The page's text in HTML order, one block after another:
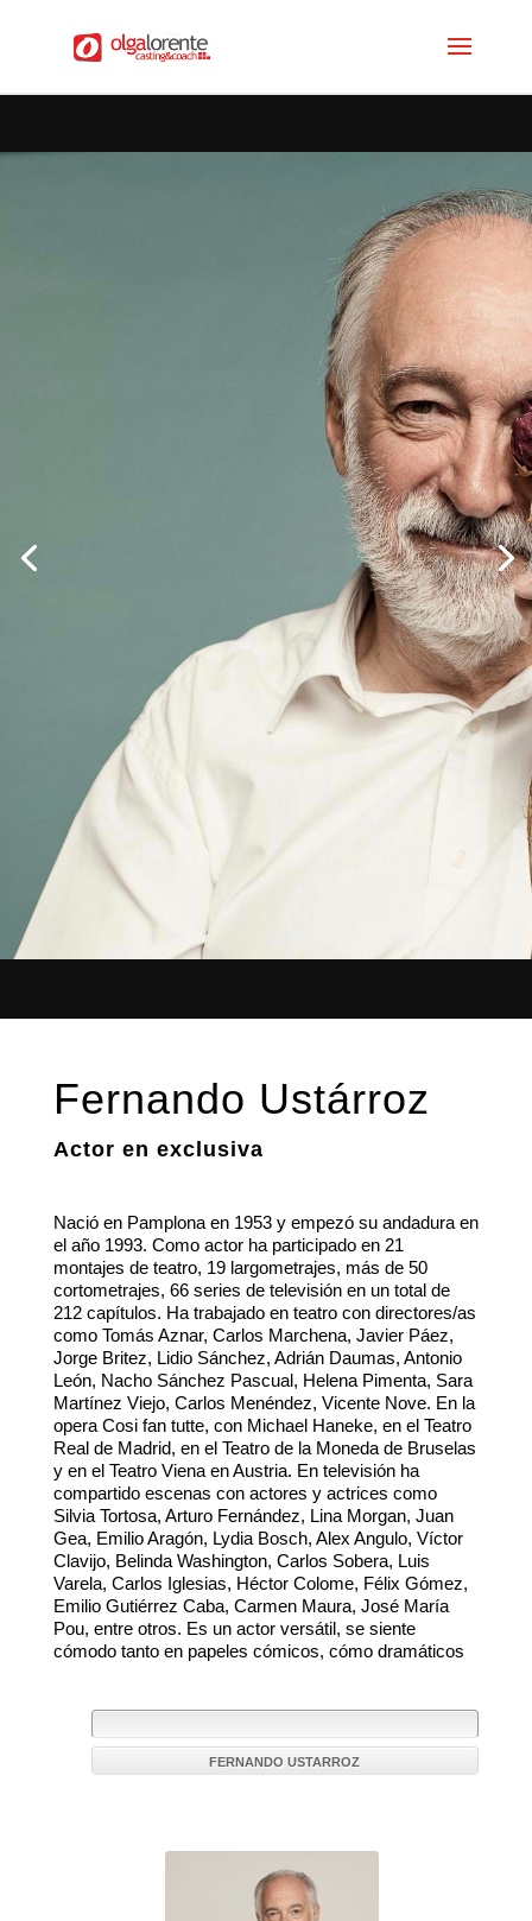
Fernando Ustárroz
Actor en exclusiva
Nació en Pamplona en 1953 y empezó su andadura en
el año 1993. Como actor ha participado en 21
montajes de teatro, 19 largometrajes, más de 50
cortometrajes, 66 series de televisión en un total de
212 capítulos. Ha trabajado en teatro con directores/as
como Tomás Aznar, Carlos Marchena, Javier Páez,
Jorge Britez, Lidio Sánchez, Adrián Daumas, Antonio
León, Nacho Sánchez Pascual, Helena Pimenta, Sara
Martínez Viejo, Carlos Menéndez, Vicente Nove. En la
opera Cosi fan tutte, con Michael Haneke, en el Teatro
Real de Madrid, en el Teatro de la Moneda de Bruselas
y en el Teatro Viena en Austria. En televisión ha
compartido escenas con actores y actrices como
Silvia Tortosa, Arturo Fernández, Lina Morgan, Juan
Gea, Emilio Aragón, Lydia Bosch, Alex Angulo, Víctor
Clavijo, Belinda Washington, Carlos Sobera, Luis
Varela, Carlos Iglesias, Héctor Colome, Félix Gómez,
Emilio Gutiérrez Caba, Carmen Maura, José María
Pou, entre otros. Es un actor versátil, se siente
cómodo tanto en papeles cómicos, cómo dramáticos
FERNANDO USTARROZ